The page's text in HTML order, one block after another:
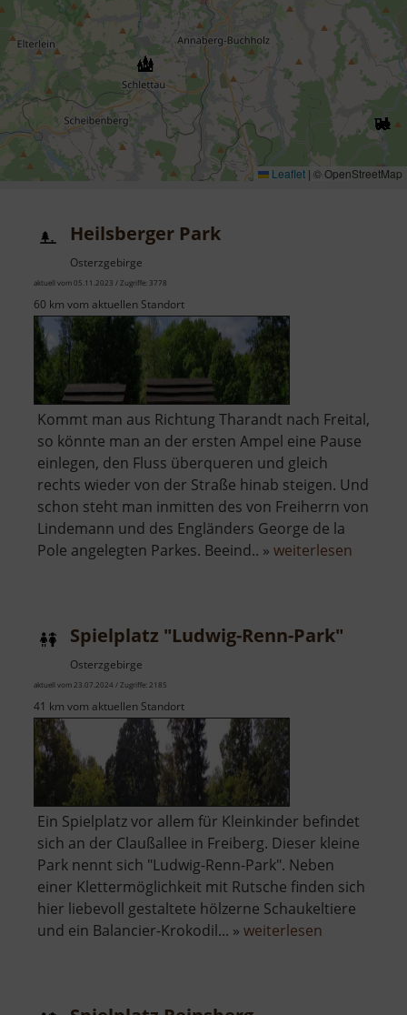
Leaflet | © OpenStreetMap
Heilsberger Park
Osterzgebirge
aktuell vom 05.11.2023 / Zugriffe: 3778
60 km vom aktuellen Standort
Kommt man aus Richtung Tharandt nach Freital,
so könnte man an der ersten Ampel eine Pause
einlegen, den Fluss überqueren und gleich
rechts wieder von der Straße hinab steigen. Und
schon steht man inmitten des von Freiherrn von
Lindemann und des Engländers George de la
Pole angelegten Parkes. Beeind.. » weiterlesen
Spielplatz "Ludwig-Renn-Park"
Osterzgebirge
aktuell vom 23.07.2024 / Zugriffe: 2185
41 km vom aktuellen Standort
Ein Spielplatz vor allem für Kleinkinder befindet
sich an der Claußallee in Freiberg. Dieser kleine
Park nennt sich "Ludwig-Renn-Park". Neben
einer Klettermöglichkeit mit Rutsche finden sich
hier liebevoll gestaltete hölzerne Schaukeltiere
und ein Balancier-Krokodil... » weiterlesen